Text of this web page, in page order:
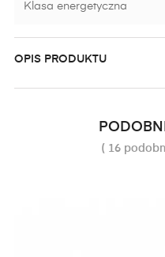
Klasa energetyczna
OPIS PRODUKTU
( 16